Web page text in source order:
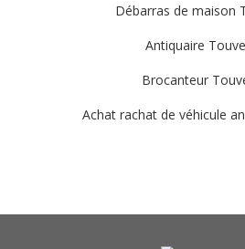
Débarras de maison
Antiquaire
Brocanteur
Achat rachat de véhicule